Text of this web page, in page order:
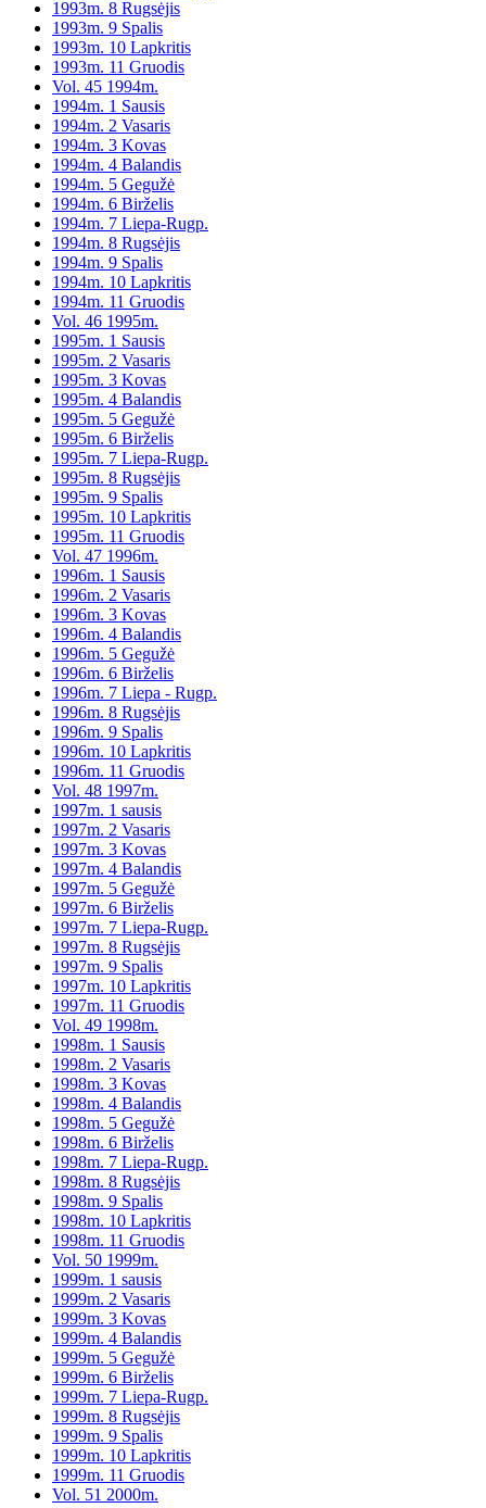
1993m. 8 Rugsėjis
1993m. 9 Spalis
1993m. 10 Lapkritis
1993m. 11 Gruodis
Vol. 45 1994m.
1994m. 1 Sausis
1994m. 2 Vasaris
1994m. 3 Kovas
1994m. 4 Balandis
1994m. 5 Gegužė
1994m. 6 Birželis
1994m. 7 Liepa-Rugp.
1994m. 8 Rugsėjis
1994m. 9 Spalis
1994m. 10 Lapkritis
1994m. 11 Gruodis
Vol. 46 1995m.
1995m. 1 Sausis
1995m. 2 Vasaris
1995m. 3 Kovas
1995m. 4 Balandis
1995m. 5 Gegužė
1995m. 6 Birželis
1995m. 7 Liepa-Rugp.
1995m. 8 Rugsėjis
1995m. 9 Spalis
1995m. 10 Lapkritis
1995m. 11 Gruodis
Vol. 47 1996m.
1996m. 1 Sausis
1996m. 2 Vasaris
1996m. 3 Kovas
1996m. 4 Balandis
1996m. 5 Gegužė
1996m. 6 Birželis
1996m. 7 Liepa - Rugp.
1996m. 8 Rugsėjis
1996m. 9 Spalis
1996m. 10 Lapkritis
1996m. 11 Gruodis
Vol. 48 1997m.
1997m. 1 sausis
1997m. 2 Vasaris
1997m. 3 Kovas
1997m. 4 Balandis
1997m. 5 Gegužė
1997m. 6 Birželis
1997m. 7 Liepa-Rugp.
1997m. 8 Rugsėjis
1997m. 9 Spalis
1997m. 10 Lapkritis
1997m. 11 Gruodis
Vol. 49 1998m.
1998m. 1 Sausis
1998m. 2 Vasaris
1998m. 3 Kovas
1998m. 4 Balandis
1998m. 5 Gegužė
1998m. 6 Birželis
1998m. 7 Liepa-Rugp.
1998m. 8 Rugsėjis
1998m. 9 Spalis
1998m. 10 Lapkritis
1998m. 11 Gruodis
Vol. 50 1999m.
1999m. 1 sausis
1999m. 2 Vasaris
1999m. 3 Kovas
1999m. 4 Balandis
1999m. 5 Gegužė
1999m. 6 Birželis
1999m. 7 Liepa-Rugp.
1999m. 8 Rugsėjis
1999m. 9 Spalis
1999m. 10 Lapkritis
1999m. 11 Gruodis
Vol. 51 2000m.